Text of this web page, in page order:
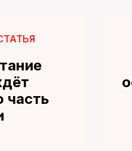
часть